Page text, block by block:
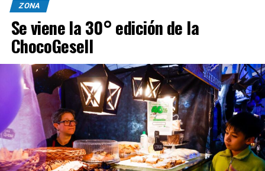
ZONA
Se viene la 30° edición de la
ChocoGesell